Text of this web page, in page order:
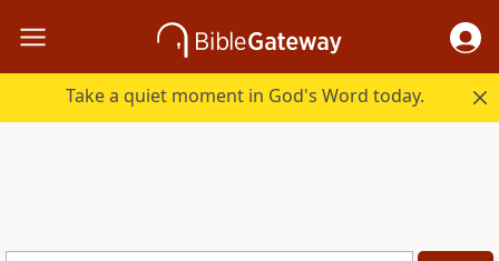
Take a quiet moment in God's Word today.